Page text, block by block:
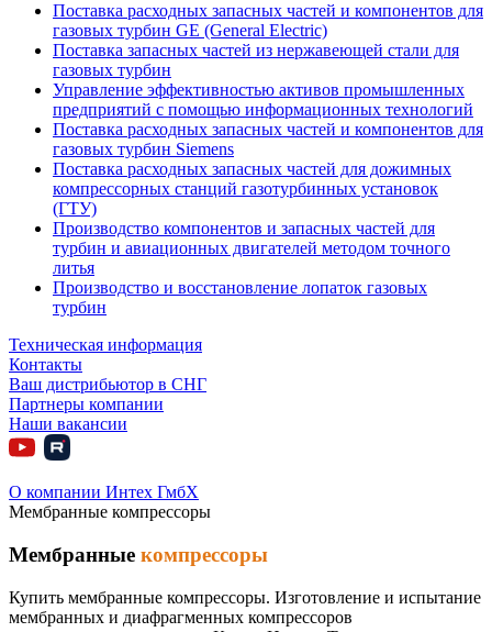
Поставка расходных запасных частей и компонентов для
газовых турбин GE (General Electric)
Поставка запасных частей из нержавеющей стали для
газовых турбин
Управление эффективностью активов промышленных
предприятий с помощью информационных технологий
Поставка расходных запасных частей и компонентов для
газовых турбин Siemens
Поставка расходных запасных частей для дожимных
компрессорных станций газотурбинных установок
(ГТУ)
Производство компонентов и запасных частей для
турбин и авиационных двигателей методом точного
литья
Производство и восстановление лопаток газовых
турбин
Техническая информация
Контакты
Ваш дистрибьютор в СНГ
Партнеры компании
Наши вакансии
О компании Интех ГмбХ
Мембранные компрессоры
Мембранные компрессоры
Купить мембранные компрессоры. Изготовление и испытание
мембранных и диафрагменных компрессоров